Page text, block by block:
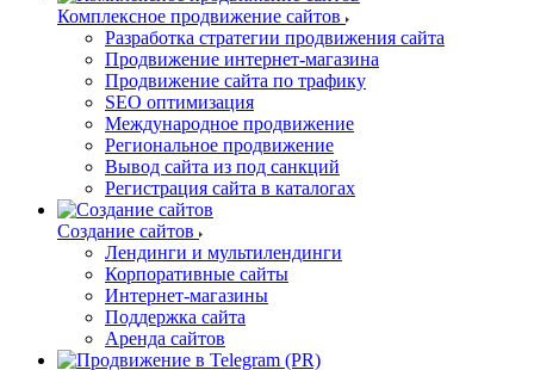
Комплексное продвижение сайтов
Разработка стратегии продвижения сайта
Продвижение интернет-магазина
Продвижение сайта по трафику
SEO оптимизация
Международное продвижение
Региональное продвижение
Вывод сайта из под санкций
Регистрация сайта в каталогах
Создание сайтов
Лендинги и мультилендинги
Корпоративные сайты
Интернет-магазины
Поддержка сайта
Аренда сайтов